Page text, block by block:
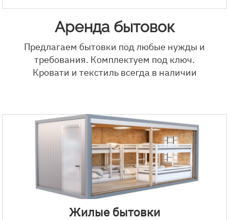
Аренда бытовок
Предлагаем бытовки под любые нужды и
требования. Комплектуем под ключ.
Кровати и текстиль всегда в наличии
Жилые бытовки